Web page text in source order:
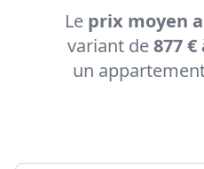
Le prix moyen
variant de877 €
un